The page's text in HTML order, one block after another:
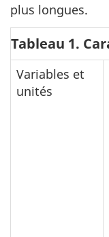
plus longues.
Tableau 1.
Variables et
unités